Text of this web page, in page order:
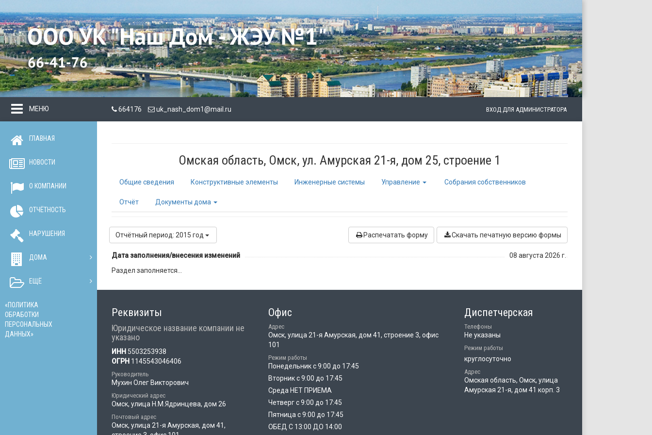
МЕНЮ 664176 uk_nash_dom1@mail.ru ВХОД ДЛЯ АДМИНИСТРАТОРА
ГЛАВНАЯ
НОВОСТИ
О КОМПАНИИ
ОТЧЁТНОСТЬ
НАРУШЕНИЯ
ДОМА
ЕЩЁ
«ПОЛИТИКА
ОБРАБОТКИ
ПЕРСОНАЛЬНЫХ
ДАННЫХ»
Омская область, Омск, ул. Амурская 21-я, дом 25, строение 1
Общие сведения Конструктивные элементы Инженерные системы Управление Собрания собственников
Отчёт Документы дома
Отчётный период: 2015 год Распечатать форму Скачать печатную версию формы
Дата заполнения/внесения изменений
08 августа 2026 г.
Раздел заполняется...
Реквизиты
Юридическое название компании не
указано
ИНН 5503253938
ОГРН 1145543046406
Руководитель
Мухин Олег Викторович
Юридический адрес
Омск, улица Н.М.Ядринцева, дом 26
Почтовый адрес
Омск, улица 21-я Амурская, дом 41,
Офис
Адрес
Омск, улица 21-я Амурская, дом 41, строение 3, офис
101
Режим работы
Понедельник с 9:00 до 17:45
Вторник с 9:00 до 17:45
Среда НЕТ ПРИЕМА
Четверг с 9:00 до 17:45
Пятница с 9:00 до 17:45
ОБЕД С 13:00 ДО 14:00
Диспетчерская
Телефоны
Не указаны
Режим работы
круглосуточно
Адрес
Омская область, Омск, улица
Амурская 21-я, дом 41 корп. 3